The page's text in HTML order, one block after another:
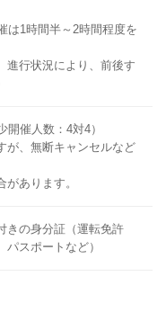
は1時間半～2時間程度を
進行状況により、前後す
催人数：4対4）
が、無断キャンセルなど
があります。
きの身分証（運転免許
スポートなど）